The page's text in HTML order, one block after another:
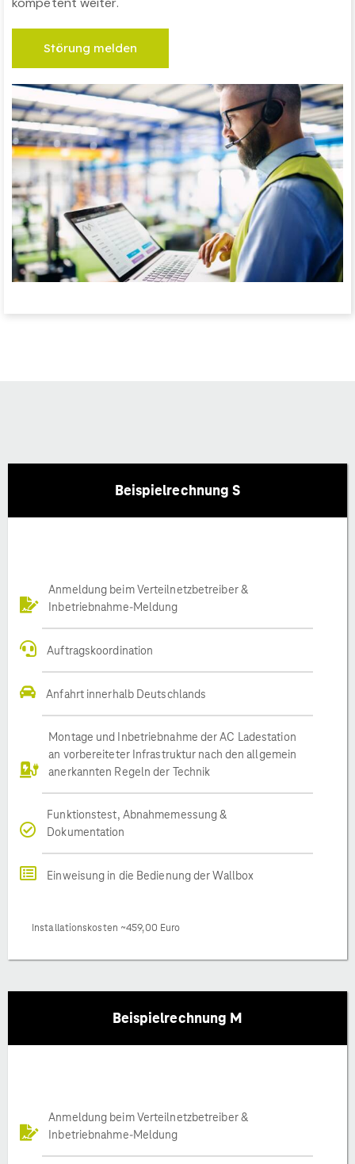
Störung melden
Beispielrechnung S
Anmeldung beim Verteilnetzbetreiber &
Inbetriebnahme-Meldung
Auftragskoordination
Anfahrt innerhalb Deutschlands
Montage und Inbetriebnahme der AC Ladestation
an vorbereiteter Infrastruktur nach den allgemein
anerkannten Regeln der Technik
Funktionstest, Abnahmemessung &
Dokumentation
Einweisung in die Bedienung der Wallbox
Installationskosten ~459,00 Euro
Beispielrechnung M
Anmeldung beim Verteilnetzbetreiber &
Inbetriebnahme-Meldung